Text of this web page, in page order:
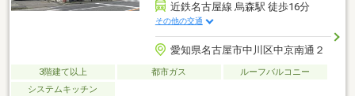
近鉄名古屋線 烏森駅 徒歩16分
その他の交通
愛知県名古屋市中川区中京南通２
3階建て以上 都市ガス
ルーフバルコニー
システムキッチン